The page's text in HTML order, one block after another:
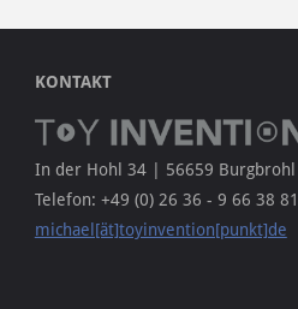
KONTAKT
In der Hohl 34 | 56659 Burgbrohl
Telefon: +49 (0) 26 36 - 9 66 38 81
michael[ät]toyinvention[punkt]de